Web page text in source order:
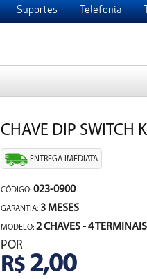
Suportes Telefonia
CHAVE DIP SWITCH
ENTREGA IMEDIATA
CÓDIGO: 023-0900
GARANTIA: 3 MESES
MODELO: 2 CHAVES - 4 TERMINAIS
POR
R$2,00